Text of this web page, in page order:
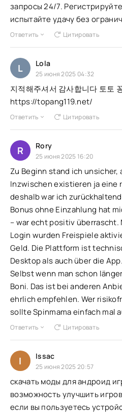
запросы 24/7.
испытайте удачу без
Ответить Цитировать
L Lola
25 июня 2025 04:32
지적해주셔서 감사합니다 토토
https://topang119.net/
Ответить Цитировать
R Rory
25 июня 2025 16:20
Zu Beginn stand ich unsicher,
Inzwischen existieren ja eine
deshalb war ich
Bonus ohne Einzahlung hat
– war echt positiv überrascht.
Login wurden Freispiele
Geld. Die Plattform ist
Desktop als auch über die
Selbst wenn man schon
Boni. Das ist bei anderen
ehrlich empfehlen. Wer
sollte Spinmama einfach mal
Ответить Цитировать
I Issac
25 июня 2025 20:57
скачать моды для андроид
возможность улучшить
если вы пользуетесь